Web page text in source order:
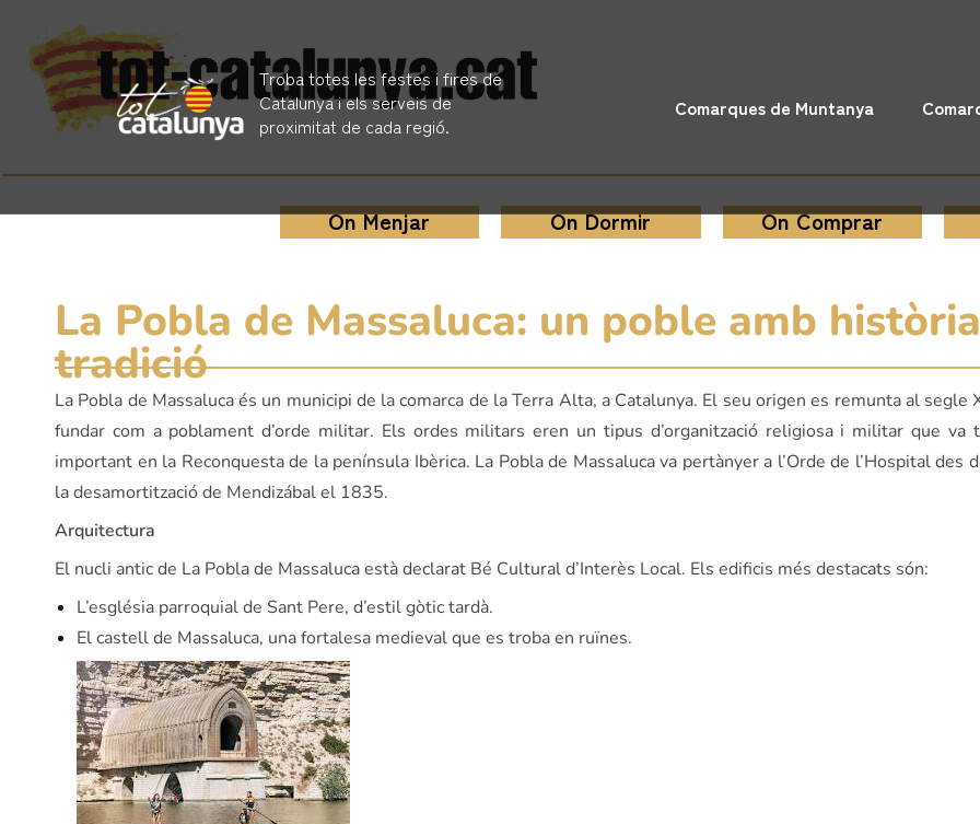
Troba totes les festes i fires de
Catalunya i els serveis de
proximitat de cada regió.
Comarques de Muntanya
On Menjar On Dormir On Comprar
La Pobla de Massaluca: un poble amb
tradició
La Pobla de Massaluca és un municipi de la comarca de la Terra Alta, a Catalunya. El seu origen es remunta al segle
fundar com a poblament d’orde militar. Els ordes militars eren un tipus d’organització religiosa i militar que va
important en la Reconquesta de la península Ibèrica. La Pobla de Massaluca va pertànyer a l’Orde de l’Hospital des
la desamortització de Mendizábal el 1835.
Arquitectura
El nucli antic de La Pobla de Massaluca està declarat Bé Cultural d’Interès Local. Els edificis més destacats són:
L’església parroquial de Sant Pere, d’estil gòtic tardà.
El castell de Massaluca, una fortalesa medieval que es troba en ruïnes.